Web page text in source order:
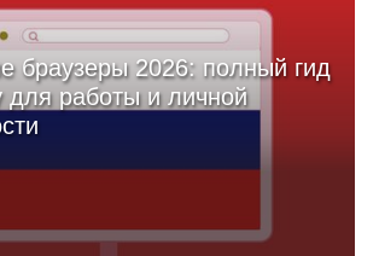
браузеры 2026: полный гид
для работы и личной